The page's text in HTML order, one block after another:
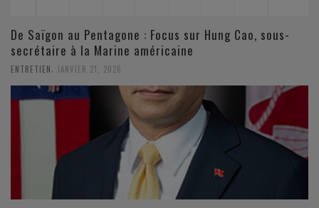
De Saïgon au Pentagone : Focus sur Hung Cao, sous-
secrétaire à la Marine américaine
ENTRETIEN, JANVIER 21, 2026